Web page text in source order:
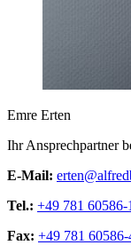
Emre Erten
Ihr Ansprechpartner
E-Mail:
Tel.: +49 781 60586-
Fax: +49 781 60586-